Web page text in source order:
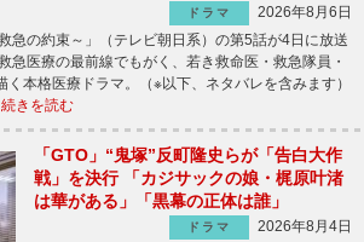
ドラマ
2026年8月6日
急の約束～」（テレビ朝日系）の第5話が4日に放送
医療の最前線でもがく、若き救命医・救急隊員・
本格医療ドラマ。（※以下、ネタバレを含みます）
続きを読む
「GTO」“鬼塚”反町隆史らが「告白大作
戦」を決行 「カジサックの娘・梶原叶渚
は華がある」「黒幕の正体は誰」
ドラマ
2026年8月4日